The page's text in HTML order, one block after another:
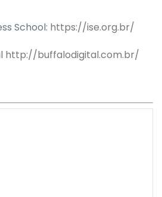
School: https://ise.org.br/
http://buffalodigital.com.br/